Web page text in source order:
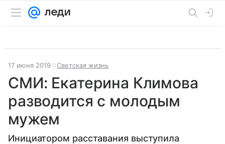
17 июня 2019 Светская жизнь
СМИ: Екатерина Климова
разводится с молодым
мужем
Инициатором расставания выступила